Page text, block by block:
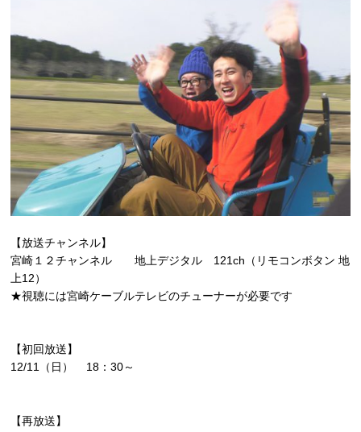
【放送チャンネル】
宮崎１２チャンネル 地上デジタル 121ch（リモコンボタン 地
上12）
★視聴には宮崎ケーブルテレビのチューナーが必要です
【初回放送】
12/11（日） 18：30～
【再放送】